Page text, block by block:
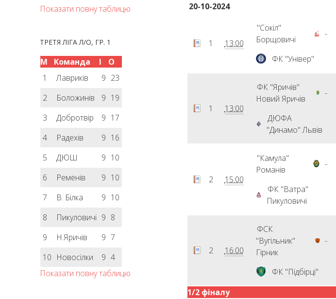
Показати повну таблицю
ТРЕТЯ ЛІГА Л/О, ГР. 1
М Команда І
О
1
Лавриків 9 23
2
Боложинів 9 19
3
Добротвір 9 17
4
Радехів 9 16
5
ДЮШ 9 10
6
Ременів 9 10
7
В. Білка 9 10
8
Пикуловичі 9 8
9
Н.Яричів 9 7
10 Новосілки 9 4
Показати повну таблицю
20-10-2024
1 13:00
"Сокіл"
Борщовичі
-
ФК "Універ"
1 13:00
ФК "Яричів"
Новий Яричів
-
ДЮФА
"Динамо" Львів
2 15:00
"Камула"
Романів
-
ФК "Ватра"
Пикуловичі
2 16:00
ФСК
"Вугільник"
Гірник
-
ФК "Підбірці"
1/2 фіналу